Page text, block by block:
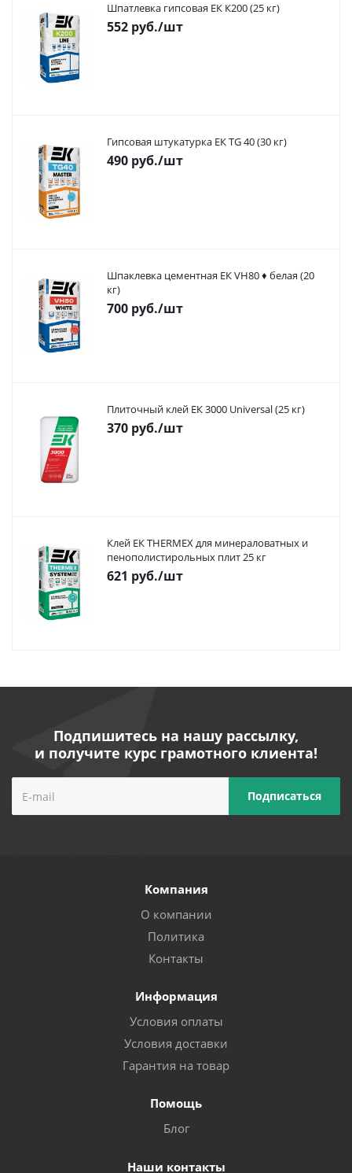
Шпатлевка гипсовая ЕК К200 (25 кг)
552 руб./шт
Гипсовая штукатурка ЕК TG 40 (30 кг)
490 руб./шт
Шпаклевка цементная ЕК VH80 ♦ белая (20
кг)
700 руб./шт
Плиточный клей ЕК 3000 Universal (25 кг)
370 руб./шт
Клей ЕК THERMEX для минераловатных и
пенополистирольных плит 25 кг
621 руб./шт
Подпишитесь на нашу рассылку,
и получите курс грамотного клиента!
Компания
О компании
Политика
Контакты
Информация
Условия оплаты
Условия доставки
Гарантия на товар
Помощь
Блог
Наши контакты